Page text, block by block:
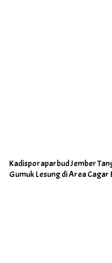
Kadisporaparbud Jember
Gumuk Lesung di Area Cagar